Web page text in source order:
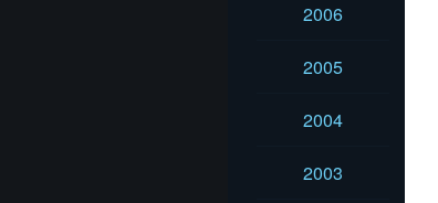
2006
2005
2004
2003